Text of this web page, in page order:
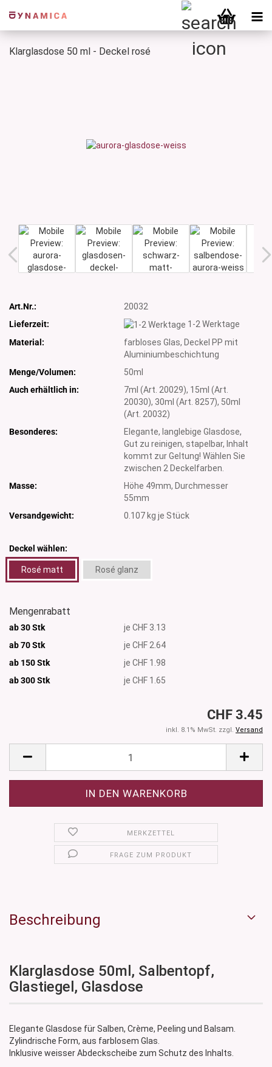
Klarglasdose 50 ml - Deckel rosé
Art.Nr.:
20032
Lieferzeit:
1-2 Werktage
Material:
farbloses Glas, Deckel PP mit
Aluminiumbeschichtung
Menge/Volumen:
50ml
Auch erhältlich in:
7ml (Art. 20029), 15ml (Art.
20030), 30ml (Art. 8257), 50ml
(Art. 20032)
Besonderes:
Elegante, langlebige Glasdose,
Gut zu reinigen, stapelbar, Inhalt
kommt zur Geltung! Wählen Sie
zwischen 2 Deckelfarben.
Masse:
Höhe 49mm, Durchmesser
55mm
Versandgewicht:
0.107 kg je Stück
Deckel wählen:
Rosé matt Rosé glanz
Mengenrabatt
ab 30 Stk
je CHF 3.13
ab 70 Stk
je CHF 2.64
ab 150 Stk
je CHF 1.98
ab 300Stk je CHF 1.65
CHF 3.45
inkl. 8.1% MwSt. zzgl. Versand
MERKZETTEL
FRAGE ZUM PRODUKT
Beschreibung
Klarglasdose 50ml, Salbentopf,
Glastiegel, Glasdose
Elegante Glasdose für Salben, Crème, Peeling und Balsam.
Zylindrische Form, aus farblosem Glas.
Inklusive weisser Abdeckscheibe zum Schutz des Inhalts.